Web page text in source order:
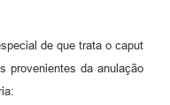
de que trata o caput
provenientes da anulação